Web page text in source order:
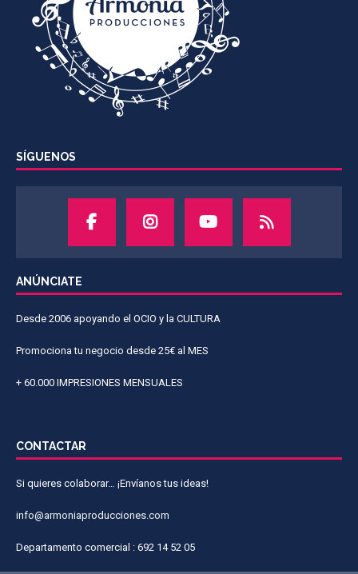
SÍGUENOS
ANÚNCIATE
Desde 2006 apoyando el OCIO y la CULTURA
Promociona tu negocio desde 25€ al MES
+ 60.000 IMPRESIONES MENSUALES
CONTACTAR
Si quieres colaborar… ¡Envíanos tus ideas!
info@armoniaproducciones.com
Departamento comercial : 692 14 52 05